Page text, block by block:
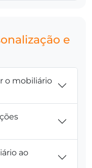
e
o mobiliário
ao